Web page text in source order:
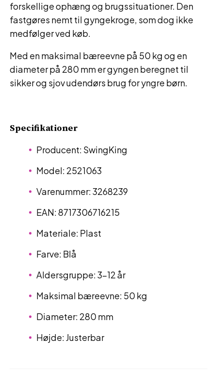
forskellige ophæng og brugssituationer. Den
fastgøres nemt til gyngekroge, som dog ikke
medfølger ved køb.
Med en maksimal bæreevne på 50 kg og en
diameter på 280 mm er gyngen beregnet til
sikker og sjov udendørs brug for yngre børn.
Specifikationer
Producent: SwingKing
Model: 2521063
Varenummer: 3268239
EAN: 8717306716215
Materiale: Plast
Farve: Blå
Aldersgruppe: 3–12 år
Maksimal bæreevne: 50 kg
Diameter: 280 mm
Højde: Justerbar